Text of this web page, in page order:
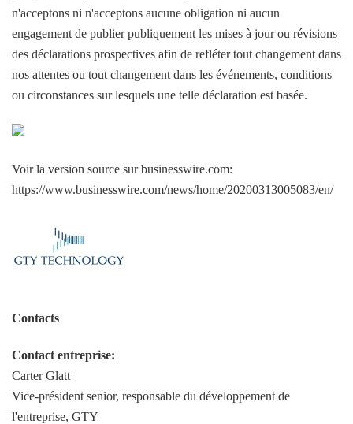
n'acceptons ni n'acceptons aucune obligation ni aucun
engagement de publier publiquement les mises à jour ou révisions
des déclarations prospectives afin de refléter tout changement dans
nos attentes ou tout changement dans les événements, conditions
ou circonstances sur lesquels une telle déclaration est basée.
Voir la version source sur businesswire.com:
https://www.businesswire.com/news/home/20200313005083/en/
Contacts
Contact entreprise:
Carter Glatt
Vice-président senior, responsable du développement de
l'entreprise, GTY